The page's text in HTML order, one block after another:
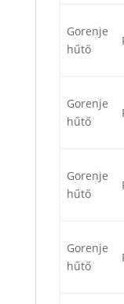
Gorenje
hűtő
Gorenje
hűtő
Gorenje
hűtő
Gorenje
hűtő